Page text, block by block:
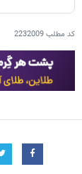
کد مطلب2232009